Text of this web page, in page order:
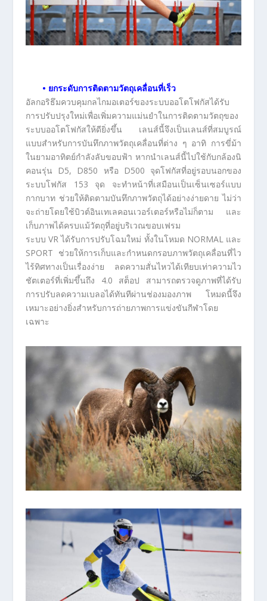
• ยกระดับการติดตามวัตถุเคลื่อนที่เร็ว
อัลกอริธึมควบคุมกลไกมอเตอร์ของระบบออโตโฟกัสได้รับ
การปรับปรุงใหม่เพื่อเพิ่มความแม่นยำในการติดตามวัตถุของ
ระบบออโตโฟกัสให้ดียิ่งขึ้น เลนส์นี้จึงเป็นเลนส์ที่สมบูรณ์
แบบสำหรับการบันทึกภาพวัตถุเคลื่อนที่ต่าง ๆ อาทิ การขี่ม้า
ในยามอาทิตย์กำลังลับขอบฟ้า หากนำเลนส์นี้ไปใช้กับกล้องนิ
คอนรุ่น D5, D850 หรือ D500 จุดโฟกัสที่อยู่รอบนอกของ
ระบบโฟกัส 153 จุด จะทำหน้าที่เสมือนเป็นเซ็นเซอร์แบบ
กากบาท ช่วยให้ติดตามบันทึกภาพวัตถุได้อย่างง่ายดาย ไม่ว่า
จะถ่ายโดยใช้บิวต์อินเทเลคอนเวอร์เตอร์หรือไม่ก็ตาม และ
เก็บภาพได้ครบแม้วัตถุที่อยู่บริเวณขอบเฟรม
ระบบ VR ได้รับการปรับโฉมใหม่ ทั้งในโหมด NORMAL และ
SPORT ช่วยให้การเก็บและกำหนดกรอบภาพวัตถุเคลื่อนที่ไว
ไร้ทิศทางเป็นเรื่องง่าย ลดความสั่นไหวได้เทียบเท่าความไว
ชัตเตอร์ที่เพิ่มขึ้นถึง 4.0 สต็อป สามารถตรวจดูภาพที่ได้รับ
การปรับลดความเบลอได้ทันทีผ่านช่องมองภาพ โหมดนี้จึง
เหมาะอย่างยิ่งสำหรับการถ่ายภาพการแข่งขันกีฬาโดย
เฉพาะ